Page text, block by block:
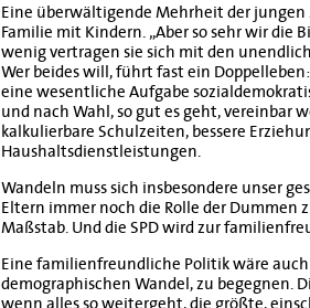
Eine überwältigende Mehrheit der
Familie mit Kindern. „Aber so sehr wir die
wenig vertragen sie sich mit den
Wer beides will, führt fast ein
eine wesentliche Aufgabe
und nach Wahl, so gut es geht, vereinbar
kalkulierbare Schulzeiten, bessere
Haushaltsdienstleistungen.
Wandeln muss sich insbesondere unser
Eltern immer noch die Rolle der Dummen
Maßstab. Und die SPD wird zur
Eine familienfreundliche Politik wäre
demographischen Wandel, zu begegnen.
wenn alles so weitergeht, die größte,